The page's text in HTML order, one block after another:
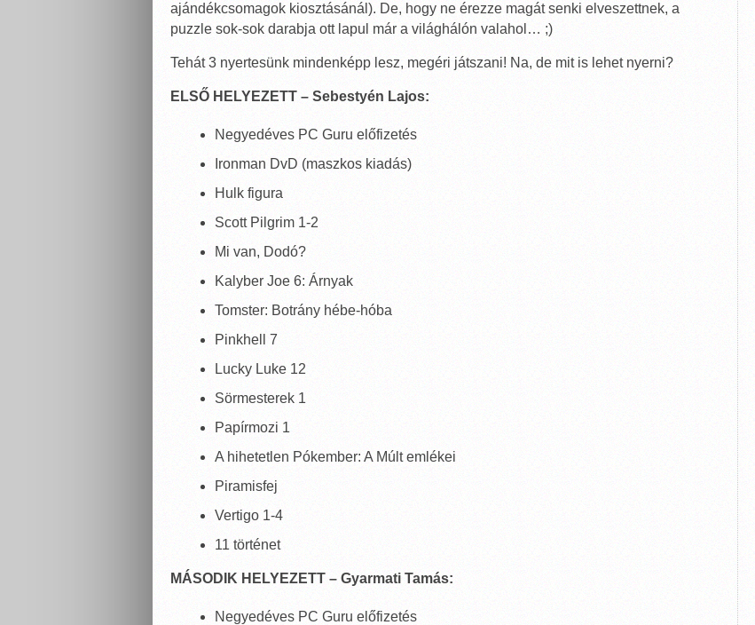
ajándékcsomagok kiosztásánál). De, hogy ne érezze magát senki elveszettnek, a
puzzle sok-sok darabja ott lapul már a világhálón valahol… ;)
Tehát 3 nyertesünk mindenképp lesz, megéri játszani! Na, de mit is lehet nyerni?
ELSŐ HELYEZETT – Sebestyén Lajos:
Negyedéves PC Guru előfizetés
Ironman DvD (maszkos kiadás)
Hulk figura
Scott Pilgrim 1-2
Mi van, Dodó?
Kalyber Joe 6: Árnyak
Tomster: Botrány hébe-hóba
Pinkhell 7
Lucky Luke 12
Sörmesterek 1
Papírmozi 1
A hihetetlen Pókember: A Múlt emlékei
Piramisfej
Vertigo 1-4
11 történet
MÁSODIK HELYEZETT – Gyarmati Tamás:
Negyedéves PC Guru előfizetés